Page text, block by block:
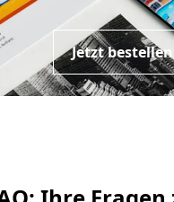
Jetzt bestellen